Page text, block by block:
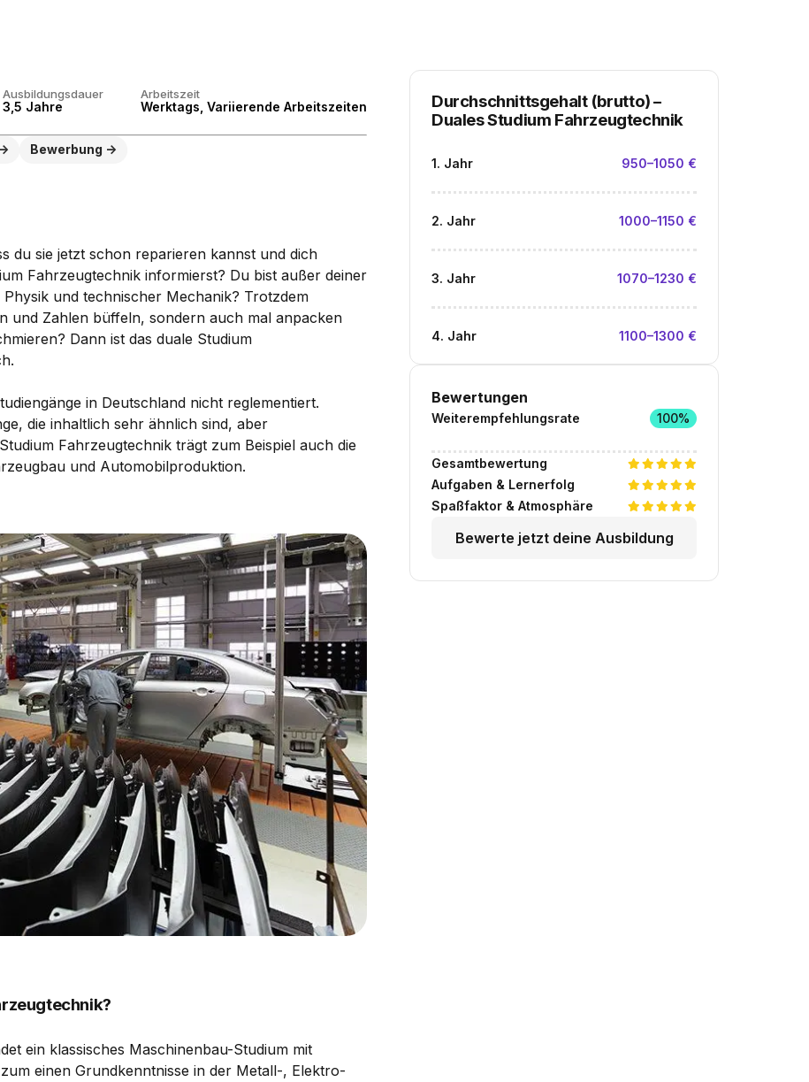
Ausbildungsdauer
3,5 Jahre
Arbeitszeit
Werktags, Variierende Arbeitszeiten
Bewerbung
du sie jetzt schon reparieren kannst und dich
Fahrzeugtechnik informierst? Du bist außer deiner
und technischer Mechanik? Trotzdem
und Zahlen büffeln, sondern auch mal anpacken
Dann ist das duale Studium
in Deutschland nicht reglementiert.
die inhaltlich sehr ähnlich sind, aber
Fahrzeugtechnik trägt zum Beispiel auch die
und Automobilproduktion.
ein klassisches Maschinenbau-Studium mit
einen Grundkenntnisse in der Metall-, Elektro-
Durchschnittsgehalt (brutto)–
Duales Studium Fahrzeugtechnik
1. Jahr 950–1050 €
2. Jahr 1000–1150 €
3. Jahr 1070–1230 €
4. Jahr 1100–1300 €
Bewertungen
Weiterempfehlungsrate 100%
Gesamtbewertung
Aufgaben & Lernerfolg
Spaßfaktor & Atmosphäre
Bewerte jetzt deine Ausbildung